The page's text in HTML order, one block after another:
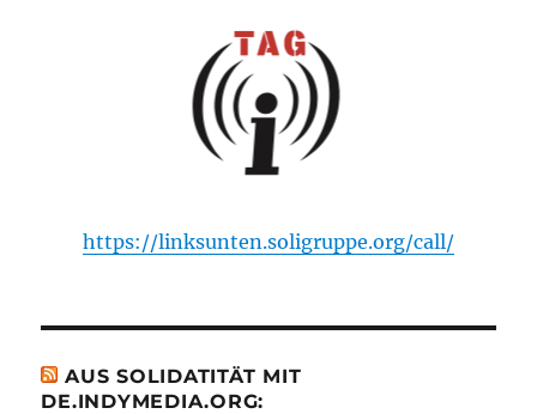
https://linksunten.soligruppe.org/call/
AUS SOLIDATITÄT MIT
DE.INDYMEDIA.ORG: